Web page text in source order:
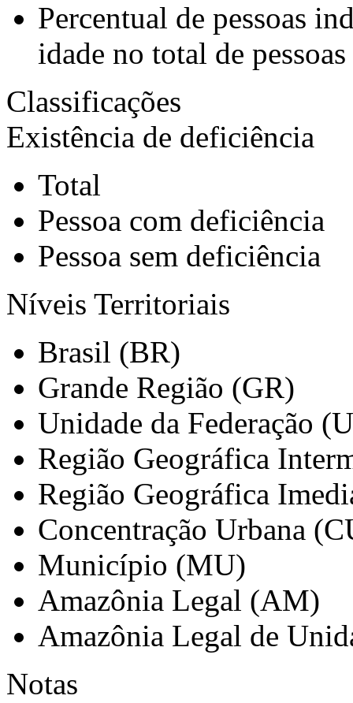
Percentual de pessoas
idade no total de
Classificações
Existência de deficiência
Total
Pessoa com deficiência
Pessoa sem deficiência
Níveis Territoriais
Brasil (BR)
Grande Região (GR)
Unidade da Federação
Região Geográfica
Região Geográfica
Concentração Urbana
Município (MU)
Amazônia Legal (AM)
Amazônia Legal de
Notas